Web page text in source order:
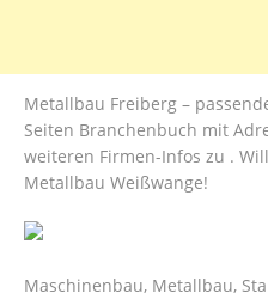
Metallbau Freiberg –
Seiten Branchenbuch mit
weiteren Firmen-Infos zu .
Metallbau Weißwange!
Maschinenbau, Metallbau,